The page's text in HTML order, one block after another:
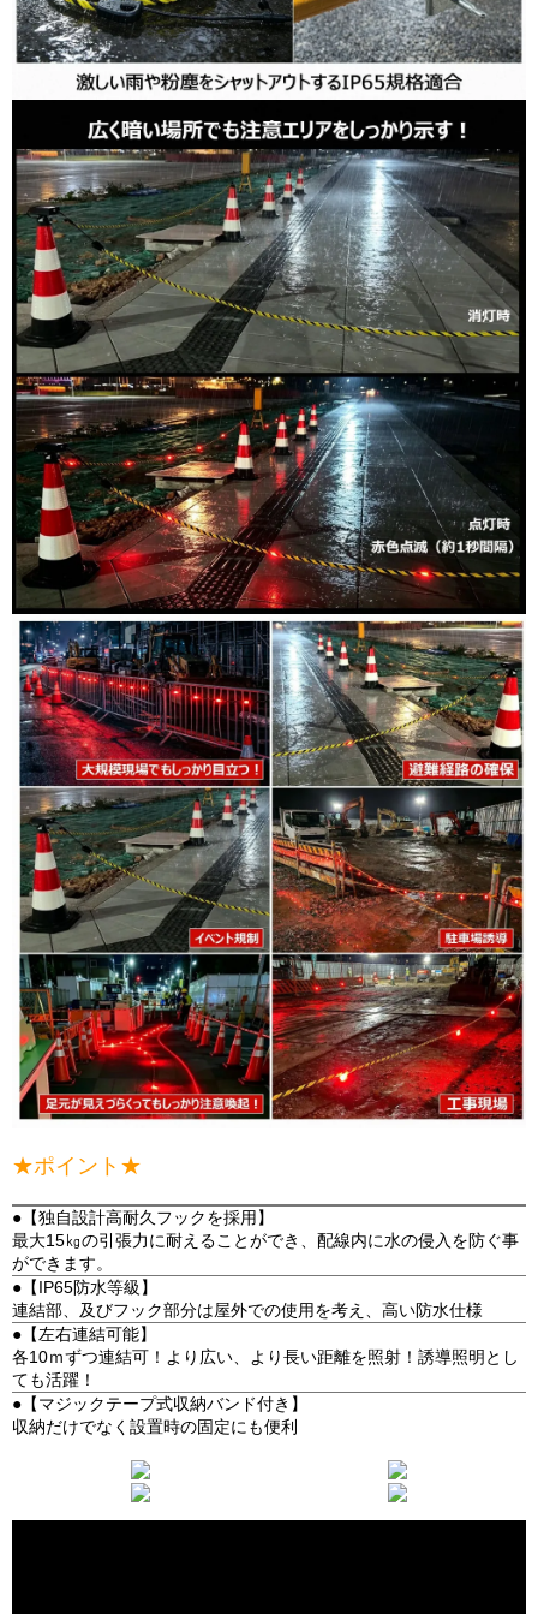
★ポイント★
●【独自設計高耐久フックを採用】
最大15㎏の引張力に耐えることができ、配線内に水の侵入を防ぐ事
ができます。
●【IP65防水等級】
連結部、及びフック部分は屋外での使用を考え、高い防水仕様
●【左右連結可能】
各10ｍずつ連結可！より広い、より長い距離を照射！誘導照明とし
ても活躍！
●【マジックテープ式収納バンド付き】
収納だけでなく設置時の固定にも便利